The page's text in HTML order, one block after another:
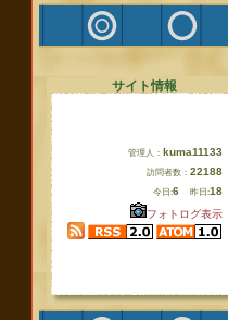
サイト情報
管理人： kuma11133
訪問者数： 22188
今日:6 昨日:18
フォトログ表示